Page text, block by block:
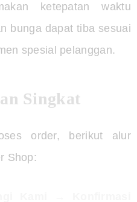
ketepatan waktu
bunga dapat tiba sesuai
spesial pelanggan.
Singkat
order, berikut alur
Shop: